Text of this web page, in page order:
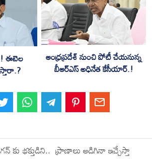
ఈటెల ఆంధ్రప్రదేశ్ నుంచి పోటీ చేయనున్న
బీఆర్ఎస్ అధినేత కేసీయార్.!
కు భక్తుడిని.. ప్రాణాలు అడిగినా ఇచ్చేస్తా